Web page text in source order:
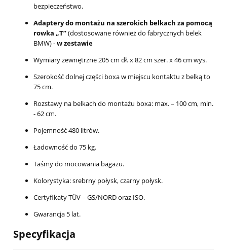
bezpieczeństwo.
Adaptery do montażu na szerokich belkach za pomocą
rowka „T”(dostosowane również do fabrycznych belek
BMW) -w zestawie
Wymiary zewnętrzne 205 cm dł. x 82 cm szer. x 46 cm wys.
Szerokość dolnej części boxa w miejscu kontaktu z belką to
75 cm.
Rozstawy na belkach do montażu boxa: max. – 100 cm, min.
- 62 cm.
Pojemność 480 litrów.
Ładowność do 75 kg.
Taśmy do mocowania bagażu.
Kolorystyka: srebrny połysk, czarny połysk.
Certyfikaty TÜV – GS/NORD oraz ISO.
Gwarancja 5 lat.
Specyfikacja